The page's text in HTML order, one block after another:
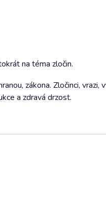
na téma zločin.
zákona. Zločinci, vrazi,
a zdravá drzost.